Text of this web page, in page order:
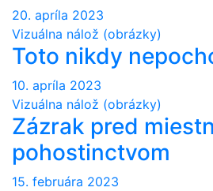
20. apríla 2023
Vizuálna nálož (obrázky)
Toto nikdy
10. apríla 2023
Vizuálna nálož (obrázky)
Zázrak pred
pohostinctvom
15. februára 2023